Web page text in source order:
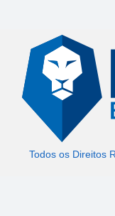
Todos os Direitos